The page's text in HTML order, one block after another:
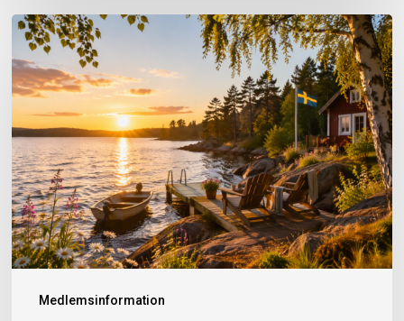
Medlemsinformation
Bemanning
JBK
under
semestern